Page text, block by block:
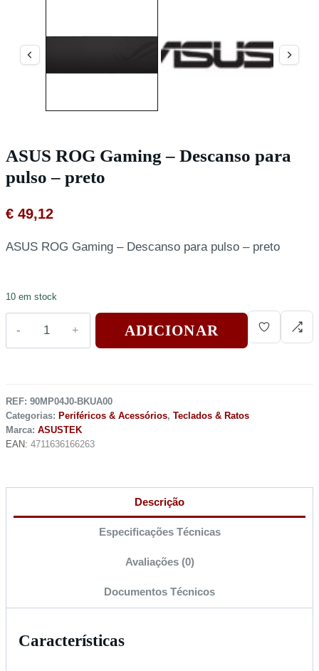
ASUS ROG Gaming – Descanso para
pulso – preto
€ 49,12
ASUS ROG Gaming – Descanso para pulso – preto
10 em stock
ADICIONAR
REF: 90MP04J0-BKUA00
Categorias: Periféricos & Acessórios, Teclados & Ratos
Marca: ASUSTEK
EAN: 4711636166263
Descrição
Especificações Técnicas
Avaliações (0)
Documentos Técnicos
Características